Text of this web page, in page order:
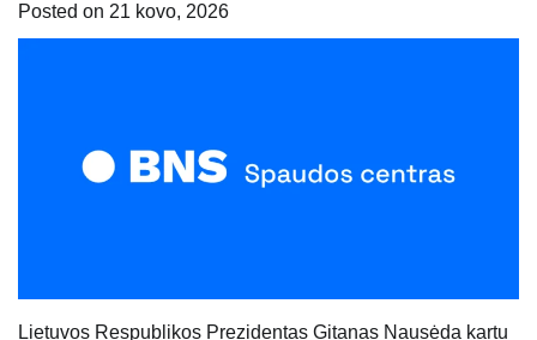
Posted on 21 kovo, 2026
Lietuvos Respublikos Prezidentas Gitanas Nausėda kartu